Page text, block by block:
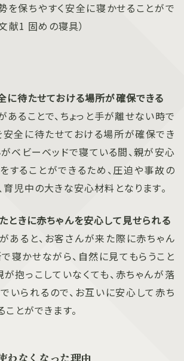
を保ちやすく安全に寝かせることがで
献1 固めの寝具）
に待たせておける場所が確保できる
あることで、ちょっと手が離せない時で
安全に待たせておける場所が確保でき
がベビーベッドで寝ている間、親が安心
することができるため、圧迫や事故の
育児中の大きな安心材料となります。
ときに赤ちゃんを安心して見せられる
あると、お客さんが来た際に赤ちゃん
寝かせながら、自然に見てもらうこと
が抱っこしていなくても、赤ちゃんが落
いられるので、お互いに安心して赤ち
とができます。
わなくなった理由